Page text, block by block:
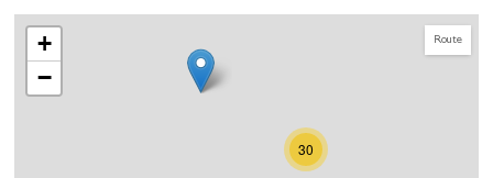
Route
30
+
−